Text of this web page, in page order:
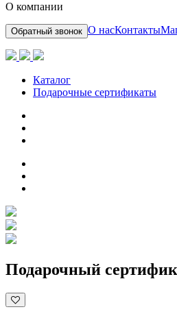
О компании
Обратный звонок О насКонтакты
Каталог
Подарочные сертификаты
Подарочный